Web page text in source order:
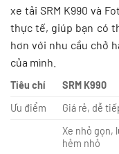
xe tải SRM K990 và
thực tế, giúp bạn có
hơn với nhu cầu chở
của mình.
Tiêu chí SRM K990
Ưu điểm
Giá rẻ, dễ
Xe nhỏ gọn,
hẻm nhỏ